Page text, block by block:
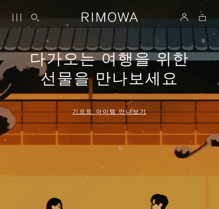
다가오는 여행을 위한
선물을 만나보세요
기프트 아이템 만나보기